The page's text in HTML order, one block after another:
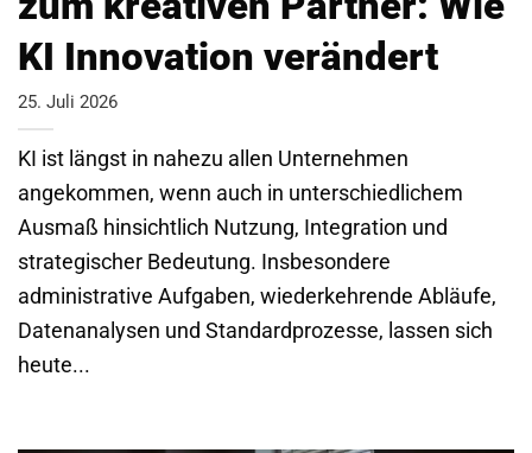
KI Innovation verändert
25. Juli 2026
KI ist längst in nahezu allen Unternehmen
angekommen, wenn auch in unterschiedlichem
Ausmaß hinsichtlich Nutzung, Integration und
strategischer Bedeutung. Insbesondere
administrative Aufgaben, wiederkehrende Abläufe,
Datenanalysen und Standardprozesse, lassen sich
heute...